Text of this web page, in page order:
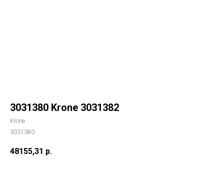
3031380 Krone 3031382
Krone
3031380
48155,31 р.